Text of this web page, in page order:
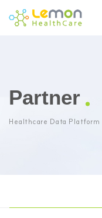
Partner
Healthcare Data Platform